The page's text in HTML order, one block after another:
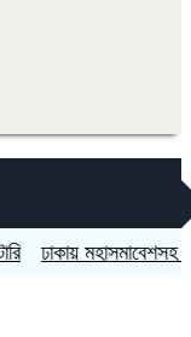
ঢাকায় মহাসমাবেশসহ